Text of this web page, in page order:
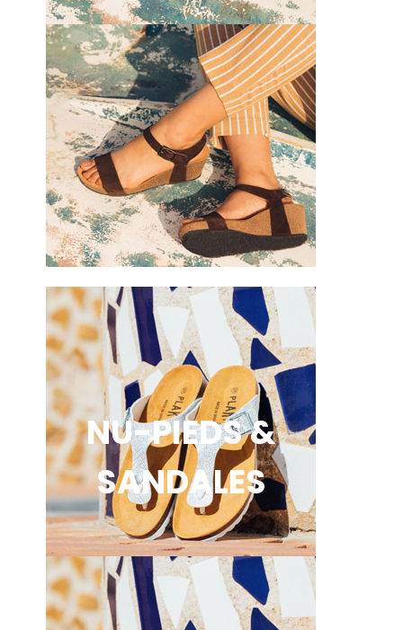
NU-PIEDS &
SANDALES